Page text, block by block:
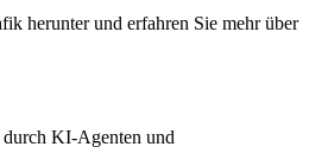
herunter und erfahren Sie mehr über
KI-Agenten und